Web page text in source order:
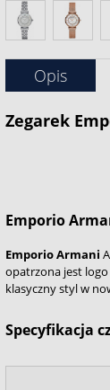
Opis
Zegarek
Emporio
Emporio Armani
opatrzona jest
klasyczny styl w
Specyfikacja